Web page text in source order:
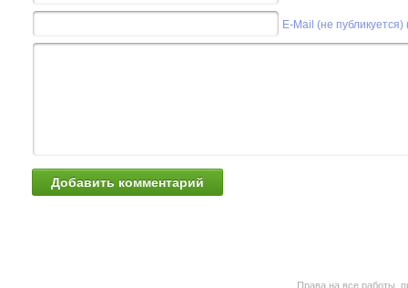
E-Mail (не
Права на все работы,